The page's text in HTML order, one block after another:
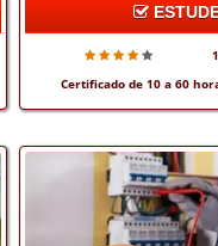
Certificado de 10 a 60